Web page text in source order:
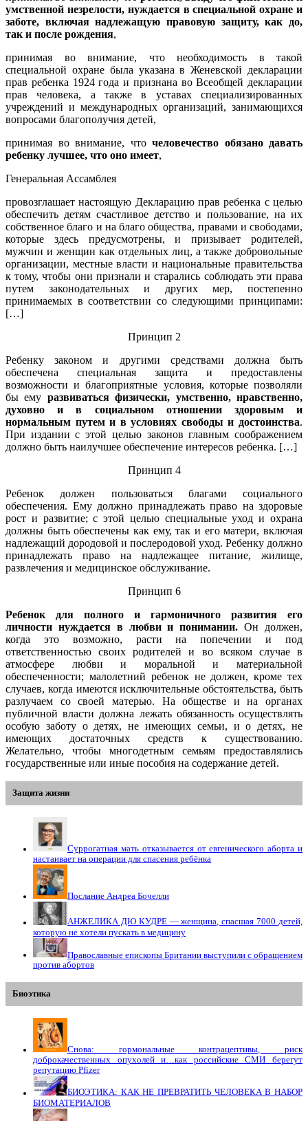
умственной незрелости, нуждается в специальной охране и
заботе, включая надлежащую правовую защиту, как до,
так и после рождения,
принимая во внимание, что необходимость в такой
специальной охране была указана в Женевской декларации
прав ребенка 1924 года и признана во Всеобщей декларации
прав человека, а также в уставах специализированных
учреждений и международных организаций, занимающихся
вопросами благополучия детей,
принимая во внимание, что человечество обязано давать
ребенку лучшее, что оно имеет,
Генеральная Ассамблея
провозглашает настоящую Декларацию прав ребенка с целью
обеспечить детям счастливое детство и пользование, на их
собственное благо и на благо общества, правами и свободами,
которые здесь предусмотрены, и призывает родителей,
мужчин и женщин как отдельных лиц, а также добровольные
организации, местные власти и национальные правительства
к тому, чтобы они признали и старались соблюдать эти права
путем законодательных и других мер, постепенно
принимаемых в соответствии со следующими принципами:
[…]
Принцип 2
Ребенку законом и другими средствами должна быть
обеспечена специальная защита и предоставлены
возможности и благоприятные условия, которые позволяли
бы ему развиваться физически, умственно, нравственно,
духовно и в социальном отношении здоровым и
нормальным путем и в условиях свободы и достоинства.
При издании с этой целью законов главным соображением
должно быть наилучшее обеспечение интересов ребенка. […]
Принцип 4
Ребенок должен пользоваться благами социального
обеспечения. Ему должно принадлежать право на здоровые
рост и развитие; с этой целью специальные уход и охрана
должны быть обеспечены как ему, так и его матери, включая
надлежащий дородовой и послеродовой уход. Ребенку должно
принадлежать право на надлежащее питание, жилище,
развлечения и медицинское обслуживание.
Принцип 6
Ребенок для полного и гармоничного развития его
личности нуждается в любви и понимании. Он должен,
когда это возможно, расти на попечении и под
ответственностью своих родителей и во всяком случае в
атмосфере любви и моральной и материальной
обеспеченности; малолетний ребенок не должен, кроме тех
случаев, когда имеются исключительные обстоятельства, быть
разлучаем со своей матерью. На обществе и на органах
публичной власти должна лежать обязанность осуществлять
особую заботу о детях, не имеющих семьи, и о детях, не
имеющих достаточных средств к существованию.
Желательно, чтобы многодетным семьям предоставлялись
государственные или иные пособия на содержание детей.
Защита жизни
Суррогатная мать отказывается от евгенического аборта и
настаивает на операции для спасения ребёнка
Послание Андреа Бочелли
АНЖЕЛИКА ДЮ КУДРЕ — женщина, спасшая 7000 детей,
которую не хотели пускать в медицину
Православные епископы Британии выступили с обращением
против абортов
Биоэтика
Снова: гормональные контрацептивы, риск
доброкачественных опухолей и…как российские СМИ берегут
репутацию Pfizer
БИОЭТИКА: КАК НЕ ПРЕВРАТИТЬ ЧЕЛОВЕКА В НАБОР
БИОМАТЕРИАЛОВ